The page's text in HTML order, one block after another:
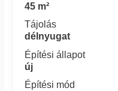
45 m²
Tájolás
délnyugat
Építési állapot
új
Építési mód